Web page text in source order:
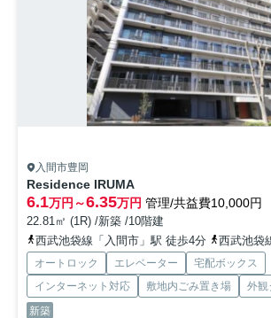
入間市豊岡
Residence IRUMA
6.1万円～6.35万円 管理/共益費10,000円
22.81㎡ (1R) /新築 /10階建
西武池袋線「入間市」駅 徒歩4分
西武池袋線「
オートロック エレベーター
宅配ボックス
インターネット対応
敷地内ごみ置き場
外観
新築